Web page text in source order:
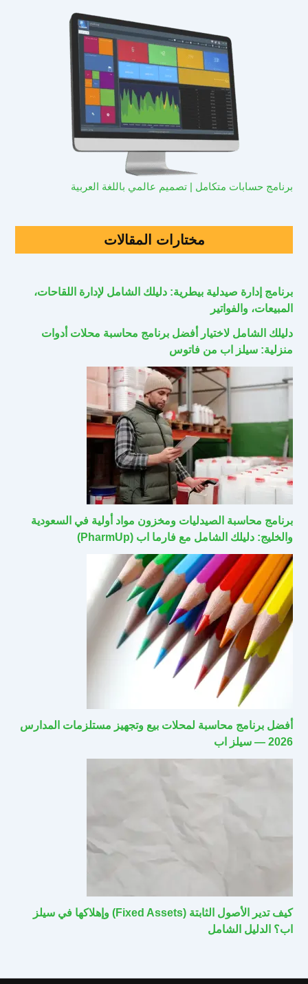
برنامج حسابات متكامل | تصميم عالمي باللغة العربية
مختارات المقالات
برنامج إدارة صيدلية بيطرية: دليلك الشامل لإدارة اللقاحات،
المبيعات، والفواتير
دليلك الشامل لاختيار أفضل برنامج محاسبة محلات أدوات
منزلية: سيلز اب من فاتوس
برنامج محاسبة الصيدليات ومخزون مواد أولية في السعودية
والخليج: دليلك الشامل مع فارما اب (PharmUp)
أفضل برنامج محاسبة لمحلات بيع وتجهيز مستلزمات المدارس
2026 — سيلز اب
كيف تدير الأصول الثابتة (Fixed Assets) وإهلاكها في سيلز
اب؟ الدليل الشامل